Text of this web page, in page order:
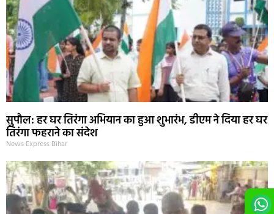
सुपौल: हर घर तिरंगा अभियान का हुआ शुभारंभ, डीएम ने दिया हर घर
तिरंगा फहराने का संदेश
News Express Bihar